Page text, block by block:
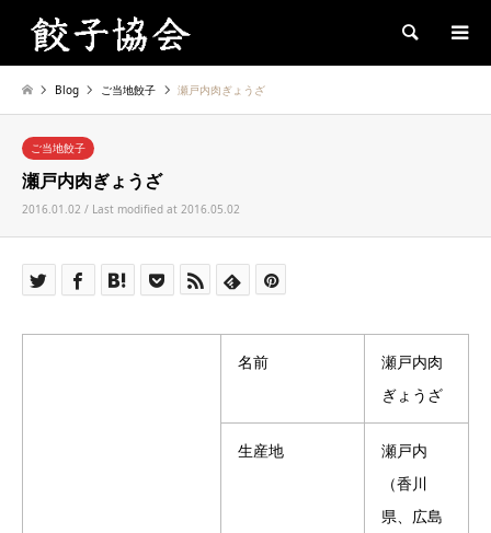
Search
Blog ご当地餃子 瀬戸内肉ぎょうざ
ご当地餃子
瀬戸内肉ぎょうざ
2016.01.02 / Last modified at 2016.05.02
名前
瀬戸内肉
ぎょうざ
生産地
瀬戸内
（香川
県、広島